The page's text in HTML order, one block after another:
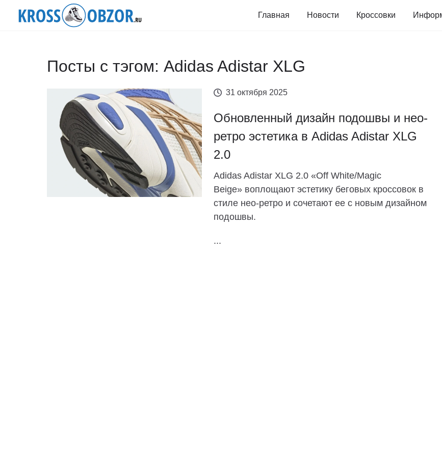
Главная Новости Кроссовки
Посты с тэгом: Adidas Adistar XLG
31 октября 2025
Обновленный дизайн подошвы и нео-
ретро эстетика в Adidas Adistar XLG
2.0
Adidas Adistar XLG 2.0 «Off White/Magic
Beige» воплощают эстетику беговых кроссовок в
стиле нео-ретро и сочетают ее с новым дизайном
подошвы.
...